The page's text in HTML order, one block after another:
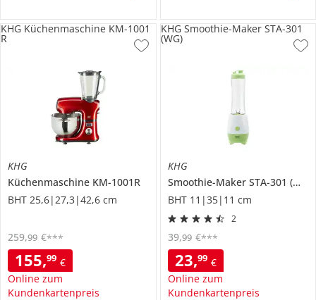
KHG
Küchenmaschine KM-1001R
BHT 25,6|27,3|42,6 cm
155,99 €
Online zum
Kundenkartenpreis
259,99 €***
KHG Küchenmaschine KM-1001
R
KHG
Smoothie-Maker STA-301 (WG)
BHT 11|35|11 cm
2
23,99 €
Online zum
Kundenkartenpreis
39,99 €***
KHG Smoothie-Maker STA-301
(WG)